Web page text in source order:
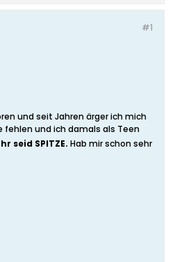
#1
und seit Jahren ärger ich mich
fehlen und ich damals als Teen
seid SPITZE. Hab mir schon sehr